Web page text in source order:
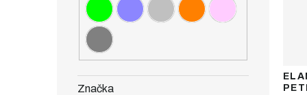
Značka